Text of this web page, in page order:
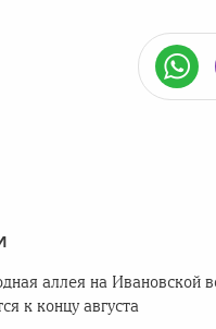
аллея на Ивановской
к концу августа